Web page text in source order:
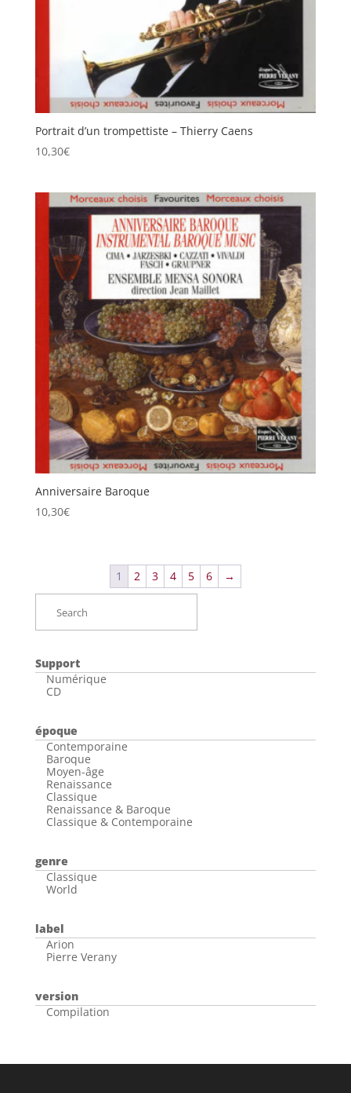
Portrait d’un trompettiste – Thierry Caens
10,30€
Anniversaire Baroque
10,30€
1 2 3 4 5 6 →
Support
Numérique
CD
époque
Contemporaine
Baroque
Moyen-âge
Renaissance
Classique
Renaissance & Baroque
Classique & Contemporaine
genre
Classique
World
label
Arion
Pierre Verany
version
Compilation